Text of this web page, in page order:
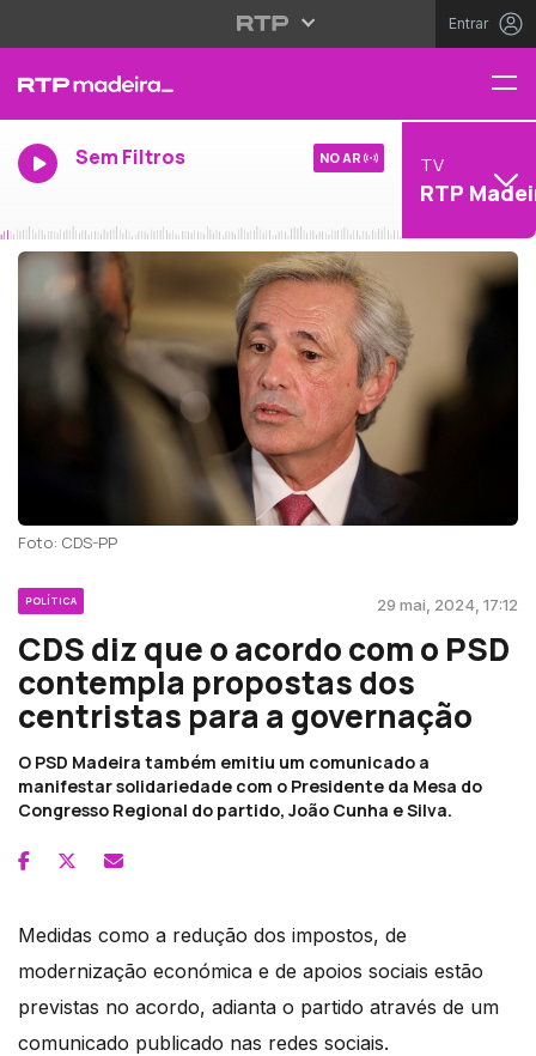
Entrar
Sem Filtros NO AR TV
RTP
Foto: CDS-PP
POLÍTICA 29 mai, 2024, 17:12
CDS diz que o acordo com o PSD
contempla propostas dos
centristas para a governação
O PSD Madeira também emitiu um comunicado a
manifestar solidariedade com o Presidente da Mesa do
Congresso Regional do partido, João Cunha e Silva.
Medidas como a redução dos impostos, de
modernização económica e de apoios sociais estão
previstas no acordo, adianta o partido através de um
comunicado publicado nas redes sociais.